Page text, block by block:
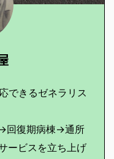
できるゼネラリス
回復期病棟→通所
ービスを立ち上げ